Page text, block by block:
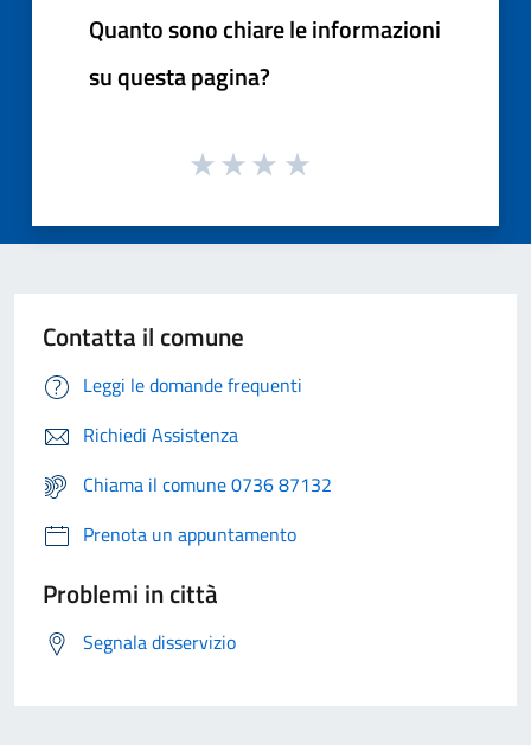
Quanto sono chiare le informazioni
su questa pagina?
Contatta il comune
Leggi le domande frequenti
Richiedi Assistenza
Chiama il comune 0736 87132
Prenota un appuntamento
Problemi in città
Segnala disservizio